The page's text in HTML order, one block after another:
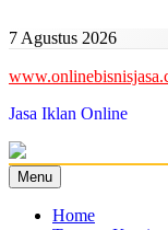
to
7 Agustus 2026
Jasa Iklan Online
Menu
Home